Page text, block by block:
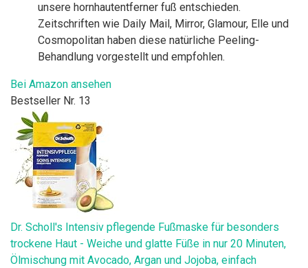
unsere hornhautentferner fuß entschieden.
Zeitschriften wie Daily Mail, Mirror, Glamour, Elle und
Cosmopolitan haben diese natürliche Peeling-
Behandlung vorgestellt und empfohlen.
Bei Amazon ansehen
Bestseller Nr. 13
Dr. Scholl's Intensiv pflegende Fußmaske für besonders
trockene Haut - Weiche und glatte Füße in nur 20 Minuten,
Ölmischung mit Avocado, Argan und Jojoba, einfach